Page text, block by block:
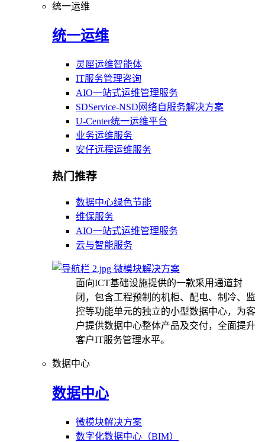
统一运维
统一运维
灵犀运维智能体
IT服务管理咨询
AIO一站式运维管理服务
SDService-NSD网络自服务解决方案
U-Center统一运维平台
业务运维服务
安仔远程运维服务
热门推荐
数据中心绿色节能
维保服务
AIO一站式运维管理服务
云与智能服务
微模块解决方案
面向ICT基础设施提供的一款采用通道封
闭，包含工程预制的机柜、配电、制冷、监
控等功能单元的独立的小型数据中心，为客
户提供数据中心整体产品及交付，全面提升
客户IT服务管理水平。
数据中心
数据中心
微模块解决方案
数字化数据中心（BIM）